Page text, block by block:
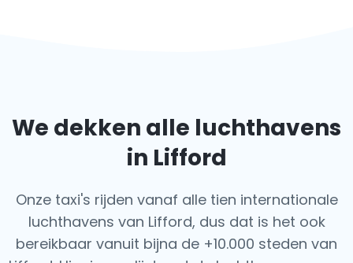
We dekken alle luchthavens
in Lifford
Onze taxi's rijden vanaf alle tien internationale
luchthavens van Lifford, dus dat is het ook
bereikbaar vanuit bijna de +10.000 steden van